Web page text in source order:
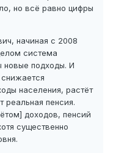
но всё равно цифры
начиная с 2008
система
новые подходы. И
населения, растёт
реальная пенсия.
доходов, пенсий
существенно